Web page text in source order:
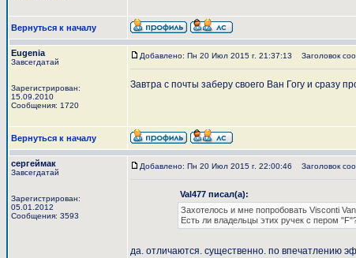
Вернуться к началу
Eugenia
Завсегдатай
Зарегистрирован:
15.09.2010
Сообщения: 1720
Добавлено: Пн 20 Июл 2015 г. 21:37:13 Заголовок
Завтра с почты заберу своего Ван Гогу и сразу
Вернуться к началу
сергеймак
Завсегдатай
Зарегистрирован:
05.01.2012
Сообщения: 3593
Добавлено: Пн 20 Июл 2015 г. 22:00:46 Заголовок
Val477 писал(а):
Захотелось и мне попробовать Visconti
Есть ли владельцы этих ручек с пером
да. отличаются. существенно. по впечатлению